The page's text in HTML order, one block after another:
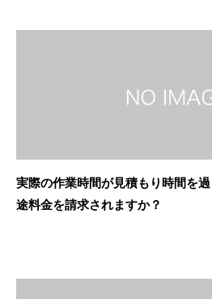
実際の作業時間が見積もり時間を
途料金を請求されますか？